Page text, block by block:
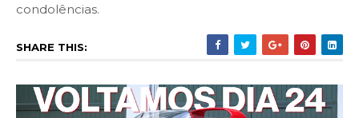
condolências.
SHARE THIS: